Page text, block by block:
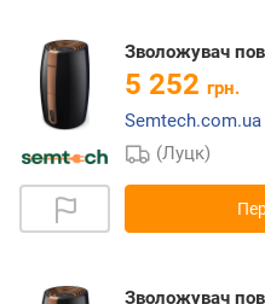
Зволожувач
5 252 грн.
Semtech.com.ua
(Луцк)
Зволожувач